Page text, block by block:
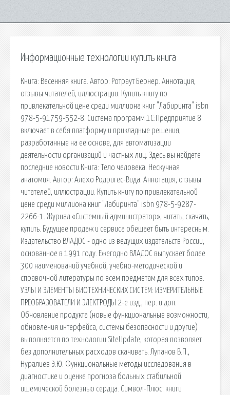
Информационные технологии купить книга
Книга: Весенняя книга. Автор: Ротраут Бернер. Аннотация,
отзывы читателей, иллюстрации. Купить книгу по
привлекательной цене среди миллиона книг "Лабиринта" isbn
978-5-91759-552-8. Система программ 1С:Предприятие 8
включает в себя платформу и прикладные решения,
разработанные на ее основе, для автоматизации
деятельности организаций и частных лиц. Здесь вы найдете
последние новости Книга: Тело человека. Нескучная
анатомия. Автор: Алехо Родригес-Вида. Аннотация, отзывы
читателей, иллюстрации. Купить книгу по привлекательной
цене среди миллиона книг "Лабиринта" isbn 978-5-9287-
2266-1. Журнал «Системный администратор», читать, скачать,
купить. Будущее продаж и сервиса обещает быть интересным.
Издательство ВЛАДОС - одно из ведущих издательств России,
основанное в 1991 году. Ежегодно ВЛАДОС выпускает более
300 наименований учебной, учебно-методической и
справочной литературы по всем предметам для всех типов.
УЗЛЫ И ЭЛЕМЕНТЫ БИОТЕХНИЧЕСКИХ СИСТЕМ: ИЗМЕРИТЕЛЬНЫЕ
ПРЕОБРАЗОВАТЕЛИ И ЭЛЕКТРОДЫ 2-е изд., пер. и доп.
Обновление продукта (новые функциональные возможности,
обновления интерфейса, системы безопасности и другие)
выполняется по технологии SiteUpdate, которая позволяет
без дополнительных расходов скачивать. Лупанов В.П.,
Нуралиев Э.Ю. Функциональные методы исследования в
диагностике и оценке прогноза больных стабильной
ишемической болезнью сердца. Символ-Плюс: книги